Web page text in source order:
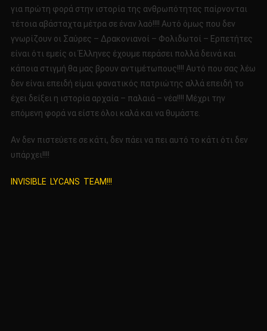
για πρώτη φορά στην ιστορία της ανθρωπότητας παίρνονται
τέτοια αβάσταχτα μέτρα σε έναν λαό!!!! Αυτό όμως που δεν
γνωρίζουν οι Σαύρες – Δρακονιανοί – Φολιδωτοί – Ερπετήτες
είναι ότι εμείς οι Έλληνες έχουμε περάσει πολλά δεινά και
κάποια στιγμή θα μας βρουν αντιμέτωπους!!!! Αυτό που σας λέω
δεν είναι επειδή είμαι φανατικός πατριώτης αλλά επειδή το
έχει δείξει η ιστορία αρχαία – παλαιά – νέα!!!! Μέχρι την
επόμενη φορά να είστε όλοι καλά και να θυμάστε.
Αν δεν πιστεύετε σε κάτι, δεν πάει να πει αυτό το κάτι ότι δεν
υπάρχει!!!!
INVISIBLE LYCANS TEAM!!!